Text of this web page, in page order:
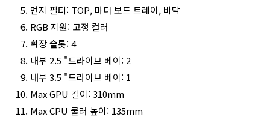
먼지 필터: TOP, 마더 보드 트레이, 바닥
RGB 지원: 고정 컬러
확장 슬롯: 4
내부 2.5 "드라이브 베이: 2
내부 3.5 "드라이브 베이: 1
Max GPU 길이: 310mm
Max CPU 쿨러 높이: 135mm